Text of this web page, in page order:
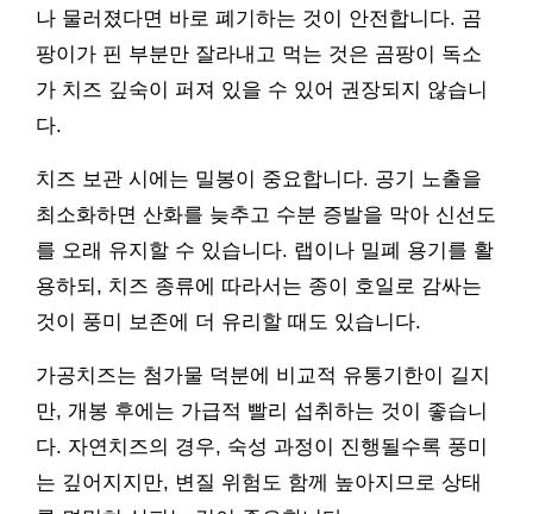
나 물러졌다면 바로 폐기하는 것이 안전합니다. 곰
팡이가 핀 부분만 잘라내고 먹는 것은 곰팡이 독소
가 치즈 깊숙이 퍼져 있을 수 있어 권장되지 않습니
다.
치즈 보관 시에는 밀봉이 중요합니다. 공기 노출을
최소화하면 산화를 늦추고 수분 증발을 막아 신선도
를 오래 유지할 수 있습니다. 랩이나 밀폐 용기를 활
용하되, 치즈 종류에 따라서는 종이 호일로 감싸는
것이 풍미 보존에 더 유리할 때도 있습니다.
가공치즈는 첨가물 덕분에 비교적 유통기한이 길지
만, 개봉 후에는 가급적 빨리 섭취하는 것이 좋습니
다. 자연치즈의 경우, 숙성 과정이 진행될수록 풍미
는 깊어지지만, 변질 위험도 함께 높아지므로 상태